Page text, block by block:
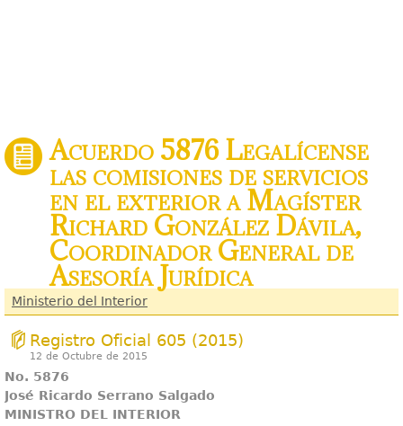
Acuerdo 5876 Legalícense
las comisiones de servicios
en el exterior a Magíster
Richard González Dávila,
Coordinador General de
Asesoría Jurídica
Ministerio del Interior
Registro Oficial 605 (2015)
12 de Octubre de 2015
No. 5876
José Ricardo Serrano Salgado
MINISTRO DEL INTERIOR